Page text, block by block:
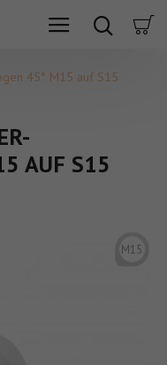
45° M15 auf S15
AUF S15
M15